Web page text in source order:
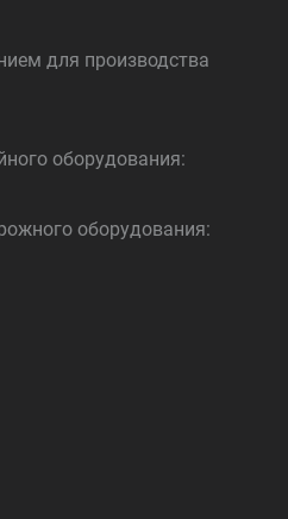
для производства
оборудования:
оборудования: